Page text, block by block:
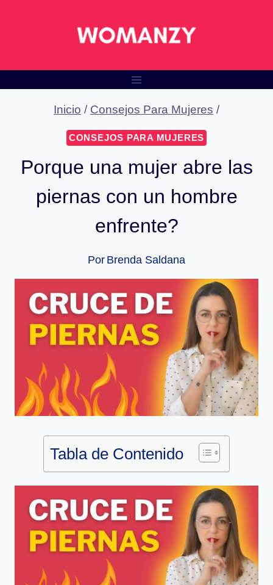
Inicio / Consejos Para Mujeres /
CONSEJOS PARA MUJERES
Porque una mujer abre las
piernas con un hombre
enfrente?
Por Brenda Saldana
Tabla de Contenido